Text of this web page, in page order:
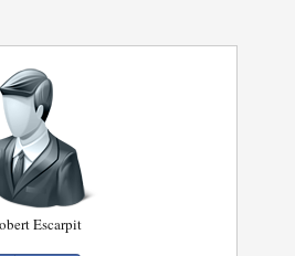
Escarpit